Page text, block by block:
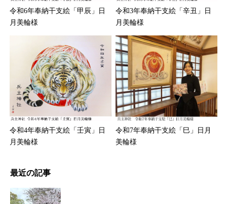
令和6年奉納干支絵「甲辰」日
月美輪様
令和3年奉納干支絵「辛丑」日
月美輪様
令和4年奉納干支絵「壬寅」日
月美輪様
令和7年奉納干支絵「巳」日月
美輪様
最近の記事